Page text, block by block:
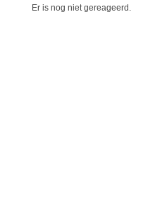
Er is nog niet gereageerd.